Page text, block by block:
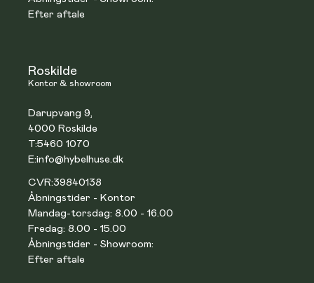
Efter aftale
Roskilde
Kontor & showroom
Darupvang 9,
4000 Roskilde
T:5460 1070
E:info@hybelhuse.dk
CVR:39840138
Åbningstider - Kontor
Mandag-torsdag: 8.00 - 16.00
Fredag: 8.00 - 15.00
Åbningstider - Showroom:
Efter aftale